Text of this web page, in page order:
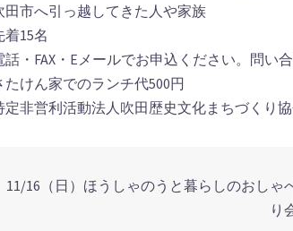
市へ引っ越してきた人や家族
15名
・FAX・Eメールでお申込ください。問い
けん家でのランチ代500円
非営利活動法人吹田歴史文化まちづくり
11/16（日）ほうしゃのうと暮らしのおしゃ
り